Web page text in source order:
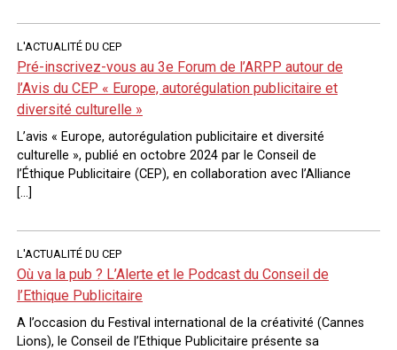
L'ACTUALITÉ DU CEP
Pré-inscrivez-vous au 3e Forum de l’ARPP autour de
l’Avis du CEP « Europe, autorégulation publicitaire et
diversité culturelle »
L’avis « Europe, autorégulation publicitaire et diversité
culturelle », publié en octobre 2024 par le Conseil de
l’Éthique Publicitaire (CEP), en collaboration avec l’Alliance
[…]
L'ACTUALITÉ DU CEP
Où va la pub ? L’Alerte et le Podcast du Conseil de
l’Ethique Publicitaire
A l’occasion du Festival international de la créativité (Cannes
Lions), le Conseil de l’Ethique Publicitaire présente sa